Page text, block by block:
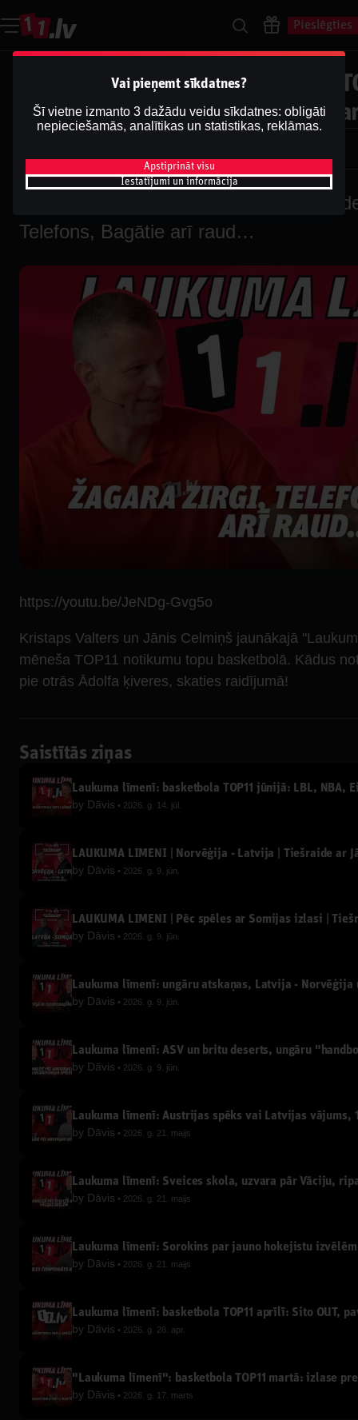
Pieslēgties
"Laukuma līmenī": basketbola
Žagara zirgi, Telefons, Bagātie
Atjaunināts 2026. g. 13. maijs
"Laukuma līmenī": basketbola TOP11
Telefons, Bagātie arī raud…
https://youtu.be/JeNDg-Gvg5o
Kristaps Valters un Jānis Celmiņš jaunākajā
mēneša TOP11 notikumu topu basketbolā. Kādus
pie otrās Ādolfa ķiveres, skaties raidījumā!
Saistītās ziņas
Laukuma līmenī: basketbola TOP11 jūnijā: LBL, NBA,
by Dāvis 2026. g. 14. jūl.
LAUKUMA LĪMENĪ | Norvēģija - Latvija | Tiešraide ar
by Dāvis 2026. g. 9. jūn.
LAUKUMA LĪMENĪ | Pēc spēles ar Somijas izlasi |
by Dāvis 2026. g. 9. jūn.
Laukuma līmenī: ungāru atskaņas, Latvija - Norvēģija
by Dāvis 2026. g. 9. jūn.
Laukuma līmenī: ASV un britu deserts, ungāru
by Dāvis 2026. g. 9. jūn.
Laukuma līmenī: Austrijas spēks vai Latvijas vājums,
by Dāvis 2026. g. 21. maijs
Laukuma līmenī: Šveices skola, uzvara pār Vāciju,
by Dāvis 2026. g. 21. maijs
Laukuma līmenī: Sorokins par jauno hokejistu
by Dāvis 2026. g. 21. maijs
Laukuma līmenī: basketbola TOP11 aprīlī: Sito OUT,
by Dāvis 2026. g. 28. apr.
"Laukuma līmenī": basketbola TOP11 martā: izlase
by Dāvis 2026. g. 17. marts
Vai pieņemt sīkdatnes?
Šī vietne izmanto 3 dažādu veidu sīkdatnes: obligāti
nepieciešamās, analītikas un statistikas, reklāmas.
Apstiprināt visu
Iestatījumi un informācija